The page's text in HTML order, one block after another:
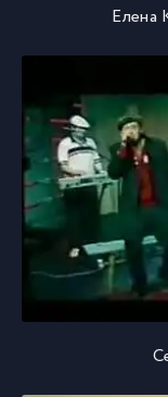
Елена